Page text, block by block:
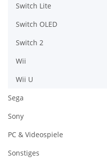
Switch Lite
Switch OLED
Switch 2
Wii
Wii U
Sega
Sony
PC & Videospiele
Sonstiges